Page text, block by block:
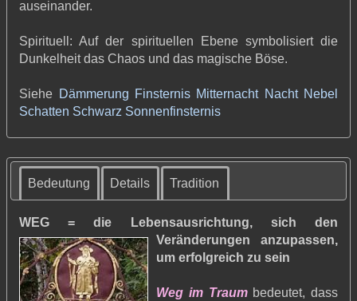
auseinander.
Spirituell: Auf der spirituellen Ebene symbolisiert die
Dunkelheit das Chaos und das magische Böse.
Siehe Dämmerung Finsternis Mitternacht Nacht Nebel
Schatten Schwarz Sonnenfinsternis
Bedeutung Details Tradition
WEG = die Lebensausrichtung, sich den
Veränderungen anzupassen,
um erfolgreich zu sein
Weg im Traumbedeutet, dass